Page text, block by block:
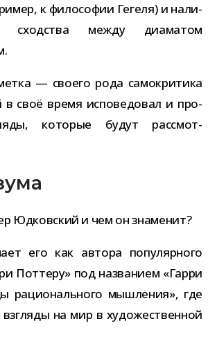
к фило­со­фии Гегеля) и нали­
сход­ства между диа­ма­том
— сво­его рода само­кри­тика
в своё время испо­ве­до­вал и про­
кото­рые будут рас­смот­
Юдковский и чем он знаменит?
его как автора попу­ляр­ного
Поттеру» под назва­нием «Гарри
раци­о­наль­ного мыш­ле­ния», где
на мир в худо­же­ствен­ной